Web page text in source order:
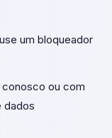
um bloqueador
ou com
dados